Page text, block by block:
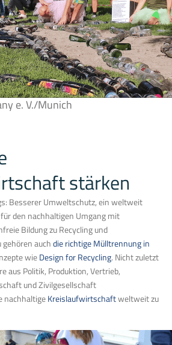
e. V./Munich
stärken
Besserer Umweltschutz, ein weltweit
den nachhaltigen Umgang mit
Bildung zu Recycling und
auchdie richtige Mülltrennung in
wieDesign for Recycling. Nicht zuletzt
aus Politik, Produktion, Vertrieb,
und Zivilgesellschaft
nachhaltigeKreislaufwirtschaftweltweit zu